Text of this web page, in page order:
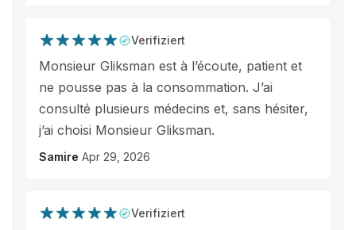
Verifiziert
Monsieur Gliksman est à l’écoute, patient et
ne pousse pas à la consommation. J’ai
consulté plusieurs médecins et, sans hésiter,
j’ai choisi Monsieur Gliksman.
Samire Apr 29, 2026
Verifiziert